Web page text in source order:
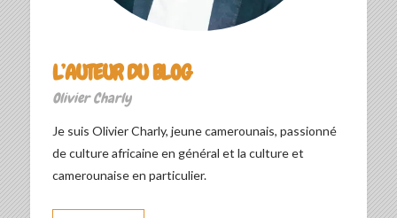
L’AUTEUR DU BLOG
Olivier Charly
Je suis Olivier Charly, jeune camerounais, passionné
de culture africaine en général et la culture et
camerounaise en particulier.